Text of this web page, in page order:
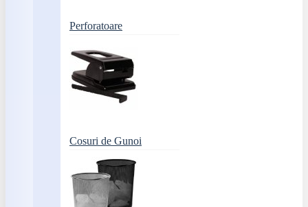
Perforatoare
Cosuri de Gunoi